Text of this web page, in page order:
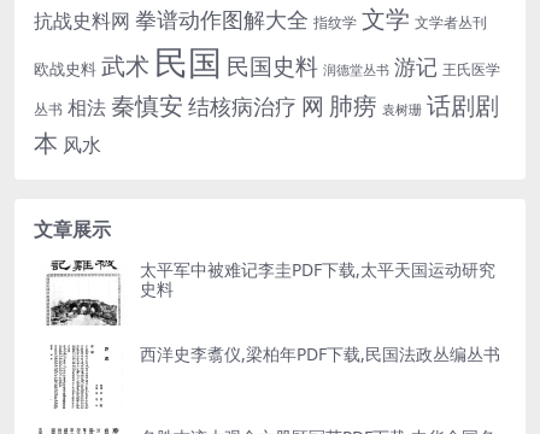
抗战史料网 拳谱动作图解大全 指纹学 文学 文学者丛刊
欧战史料 武术 民国 民国史料 润德堂丛书 游记 王氏医学
丛书 相法 秦慎安 结核病治疗 网 肺痨 袁树珊 话剧剧
本 风水
文章展示
太平军中被难记李圭PDF下载,太平天国运动研究
史料
西洋史李翥仪,梁柏年PDF下载,民国法政丛编丛书